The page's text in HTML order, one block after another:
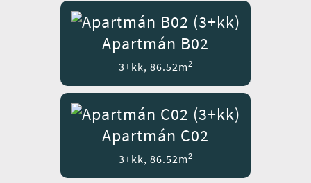
Apartmán B02
3+kk, 86.52m2
Apartmán C02
3+kk, 86.52m2